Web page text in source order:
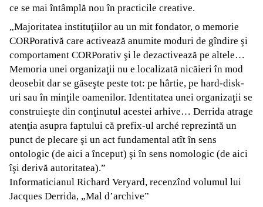
ce se mai întâmplă nou în practicile creative.
„Majoritatea instituţiilor au un mit fondator, o memorie
CORPorativă care activează anumite moduri de gîndire şi
comportament CORPorativ şi le dezactivează pe altele…
Memoria unei organizaţii nu e localizată nicăieri în mod
deosebit dar se găseşte peste tot: pe hârtie, pe hard-disk-
uri sau în minţile oamenilor. Identitatea unei organizaţii se
construieşte din conţinutul acestei arhive… Derrida atrage
atenţia asupra faptului că prefix-ul arché reprezintă un
punct de plecare şi un act fundamental atît în sens
ontologic (de aici a început) şi în sens nomologic (de aici
îşi derivă autoritatea).”
Informaticianul Richard Veryard, recenzînd volumul lui
Jacques Derrida, „Mal d’archive”